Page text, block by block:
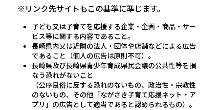
※リンク先サイトもこの基準に準じます。
子ども又は子育てを応援する企業・企画・商品・サー
ビス等に関する内容であること。
長崎県内又は近隣の法人・団体や店舗などによる広告
であること（個人の広告は原則不可）。
長崎県及び長崎県青少年育成県民会議の公共性等を損
なう恐れがないこと
（公序良俗に反する恐れのないもの、政治性・宗教性
のないもの、その他「ながさき子育て応援ネット・ア
プリ」の広告として適当であると認められるもの）。